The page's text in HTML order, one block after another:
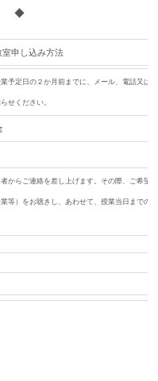
◆
室申し込み方法
予定日の２か月前までに、メール、電話又は
せください。
からご連絡を差し上げます。その際、ご希望
等）をお聴きし、あわせて、授業当日までの